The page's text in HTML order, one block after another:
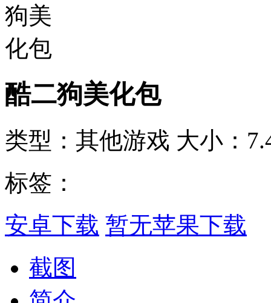
酷二狗美化包
类型：其他游戏 大小：
标签：
安卓下载 暂无苹果下载
截图